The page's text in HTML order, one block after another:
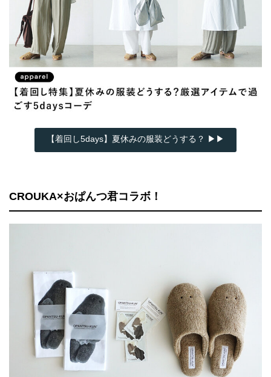
【着回し5days】夏休みの服装どうする？ ▶▶
CROUKA×おぱんつ君コラボ！